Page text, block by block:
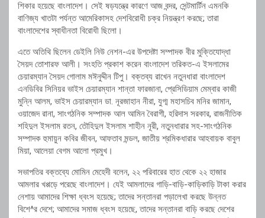
শিকার হয়েছে বাংলাদেশ। সেই ষড়যন্ত্রে কারণে আজ বন্দর, সেন্টমার্টিন এমনকি
বাণিজ্য খাতটা পর্যন্ত আমেরিকাসহ দেশবিরোধী চক্র নিয়ন্ত্রণ করছে; তারা
বাংলাদেশের স্বাধীনতা বিরোধী ছিলো।
এতে অতিথি ছিলেন ডেইলি নিউ নেশন-এর উপদেষ্টা সম্পাদক বীর মুক্তিযোদ্ধা
সৈয়দ তোশারফ আলী। সংহতি প্রকাশ করেন বাংলাদেশ তরিকত-এ ইসলামের
চেয়ারম্যান সৈয়দ গোলাম মঈনুদ্দীন টিপু। বক্তব্য রাখেন নতুনধারা বাংলাদেশ
এনডিবির সিনিয়র ভাইস চেয়ারম্যান শান্তা ফারজানা, প্রেসিডিয়াম মেম্বার কাজী
মুন্নি আলম, ভাইস চেয়ারম্যান ডা. নূরজাহান নীরা, যুগ্ম মহাসচিব মনির জামান,
ওয়াজেদ রানা, সাংগঠনিক সম্পাদক আল আমিন বৈরাগী, হরিদাস সরকার, রাজনীতিক
শহিদুল ইসলাম রতন, তৌহিদুল ইসলাম শাহীন নূরী, নতুনধারার সহ-সাংগঠনিক
সম্পাদক হুমায়ুন কবির জীবন, আফতাব মন্ডল, জাতীয় শ্রমিকধারার আহবায়ক বাবুল
মিয়া, আলেয়া বেগম আলো প্রমুখ।
সভাপতির বক্তব্যে মোমিন মেহেদী বলেন, ২২ পরিবারের হাত থেকে ২২ হাজার
আমলার খপ্পড়ে পরেছে বাংলাদেশ। যেই আমলাদের গাড়ি-বাড়ি-কাড়িকাড়ি টাকা করার
নেশায় আমাদের শিক্ষা ধ্বংস হয়েছে; তাদের সন্তানরা পড়ালেখা করছে উন্নত
বিশে^র দেশে; আমাদের সমাজ ধ্বংস হয়েছে, তাদের সন্তানরা বাড়ি করছে দেশের